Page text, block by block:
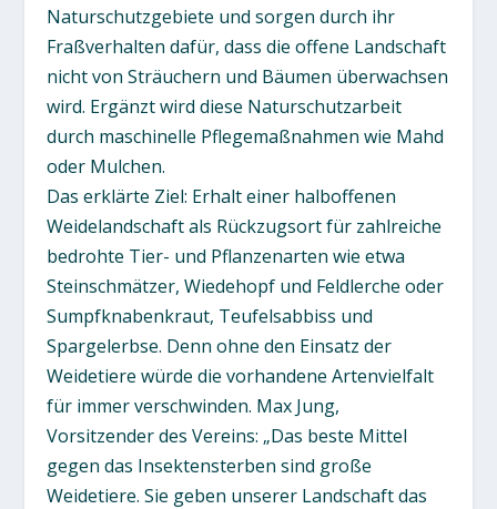
Naturschutzgebiete und sorgen durch ihr
Fraßverhalten dafür, dass die offene Landschaft
nicht von Sträuchern und Bäumen überwachsen
wird. Ergänzt wird diese Naturschutzarbeit
durch maschinelle Pflegemaßnahmen wie Mahd
oder Mulchen.
Das erklärte Ziel: Erhalt einer halboffenen
Weidelandschaft als Rückzugsort für zahlreiche
bedrohte Tier- und Pflanzenarten wie etwa
Steinschmätzer, Wiedehopf und Feldlerche oder
Sumpfknabenkraut, Teufelsabbiss und
Spargelerbse. Denn ohne den Einsatz der
Weidetiere würde die vorhandene Artenvielfalt
für immer verschwinden. Max Jung,
Vorsitzender des Vereins: „Das beste Mittel
gegen das Insektensterben sind große
Weidetiere. Sie geben unserer Landschaft das